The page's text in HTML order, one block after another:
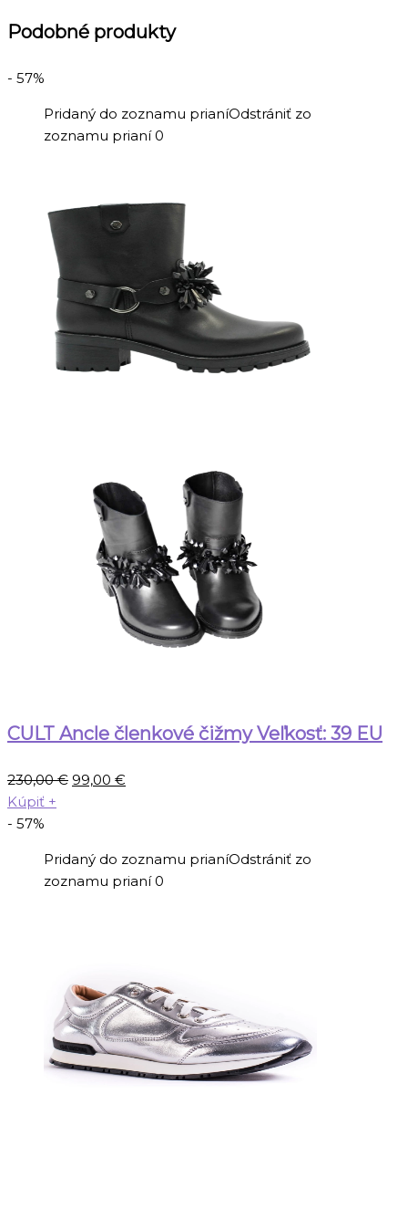
Podobné produkty
- 57%
Pridaný do zoznamu prianíOdstrániť zo
zoznamu prianí 0
CULT Ancle členkové čižmy Veľkosť: 39 EU
230,00€ Pôvodná
99,00 €
Kúpiť +
- 57%
Pridaný do zoznamu prianíOdstrániť zo
zoznamu prianí 0